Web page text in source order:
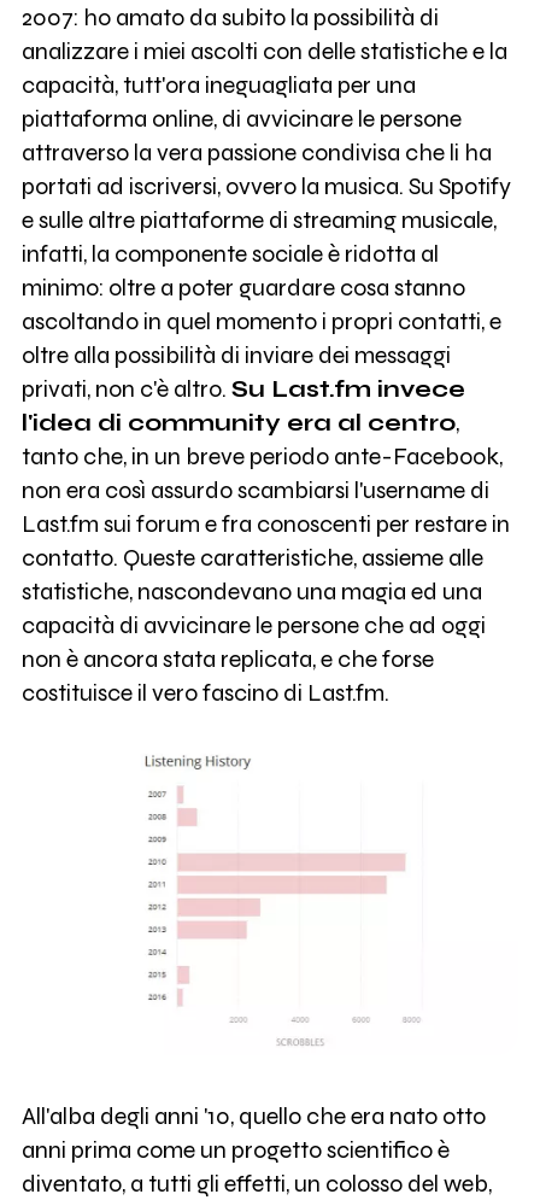
2007: ho amato da subito la possibilità di
analizzare i miei ascolti con delle statistiche e la
capacità, tutt'ora ineguagliata per una
piattaforma online, di avvicinare le persone
attraverso la vera passione condivisa che li ha
portati ad iscriversi, ovvero la musica. Su Spotify
e sulle altre piattaforme di streaming musicale,
infatti, la componente sociale è ridotta al
minimo: oltre a poter guardare cosa stanno
ascoltando in quel momento i propri contatti, e
oltre alla possibilità di inviare dei messaggi
privati, non c'è altro. Su Last.fm invece
l'idea di community era al centro,
tanto che, in un breve periodo ante-Facebook,
non era così assurdo scambiarsi l'username di
Last.fm sui forum e fra conoscenti per restare in
contatto. Queste caratteristiche, assieme alle
statistiche, nascondevano una magia ed una
capacità di avvicinare le persone che ad oggi
non è ancora stata replicata, e che forse
costituisce il vero fascino di Last.fm.
All'alba degli anni '10, quello che era nato otto
anni prima come un progetto scientifico è
diventato, a tutti gli effetti, un colosso del web,